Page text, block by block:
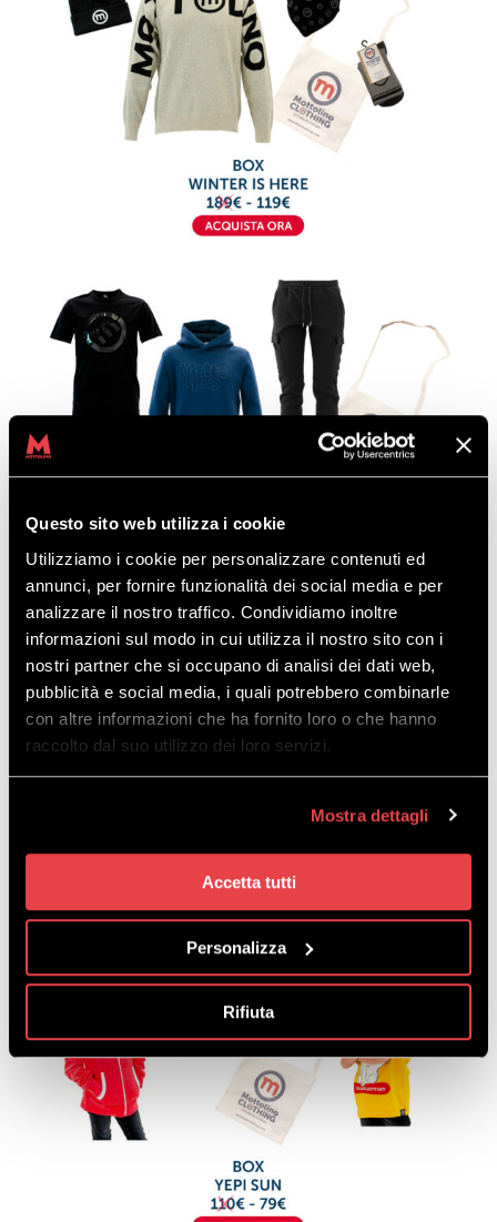
Questo sito web utilizza i cookie
Utilizziamo i cookie per personalizzare contenuti ed
annunci, per fornire funzionalità dei social media e per
analizzare il nostro traffico. Condividiamo inoltre
informazioni sul modo in cui utilizza il nostro sito con i
nostri partner che si occupano di analisi dei dati web,
pubblicità e social media, i quali potrebbero combinarle
con altre informazioni che ha fornito loro o che hanno
raccolto dal suo utilizzo dei loro servizi.
Mostra dettagli
Accetta tutti
Personalizza
Rifiuta